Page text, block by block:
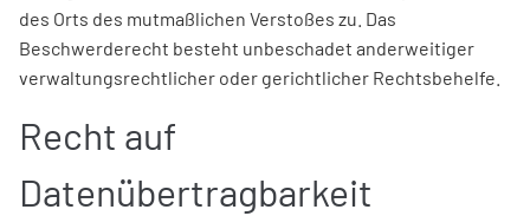
des Orts des mutmaßlichen Verstoßes zu. Das
Beschwerderecht besteht unbeschadet anderweitiger
verwaltungsrechtlicher oder gerichtlicher Rechtsbehelfe.
Recht auf
Datenübertragbarkeit